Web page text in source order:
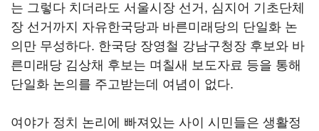
는 그렇다 치더라도 서울시장 선거, 심지어 기초단체
장 선거까지 자유한국당과 바른미래당의 단일화 논
의만 무성하다. 한국당 장영철 강남구청장 후보와 바
른미래당 김상채 후보는 며칠새 보도자료 등을 통해
단일화 논의를 주고받는데 여념이 없다.
여야가 정치 논리에 빠져있는 사이 시민들은 생활정